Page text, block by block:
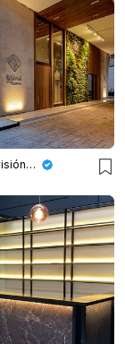
Aluar División Elaborados